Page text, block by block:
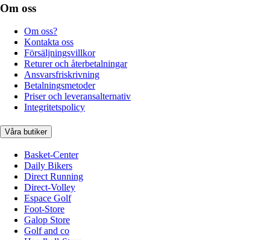
Om oss
Om oss?
Kontakta oss
Försäljningsvillkor
Returer och återbetalningar
Ansvarsfriskrivning
Betalningsmetoder
Priser och leveransalternativ
Integritetspolicy
Våra butiker
Basket-Center
Daily Bikers
Direct Running
Direct-Volley
Espace Golf
Foot-Store
Galop Store
Golf and co